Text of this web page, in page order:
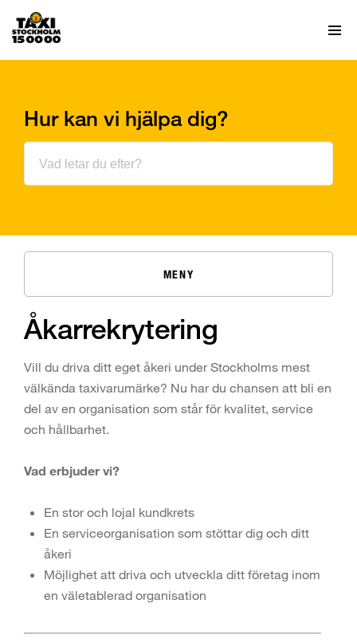
Hur kan vi hjälpa dig?
MENY
Åkarrekrytering
Vill du driva ditt eget åkeri under Stockholms mest
välkända taxivarumärke? Nu har du chansen att bli en
del av en organisation som står för kvalitet, service
och hållbarhet.
Vad erbjuder vi?
En stor och lojal kundkrets
En serviceorganisation som stöttar dig och ditt
åkeri
Möjlighet att driva och utveckla ditt företag inom
en väletablerad organisation